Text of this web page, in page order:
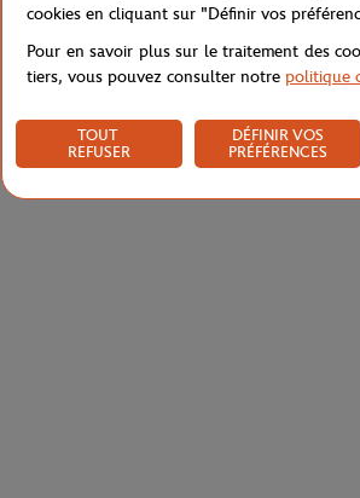
Livraison et retours
cookies en cliquant sur "Définir vos
Pour en savoir plus sur le traitement des
tiers, vous pouvez consulter notre politique
TOUT
REFUSER
DÉFINIR VOS
PRÉFÉRENCES